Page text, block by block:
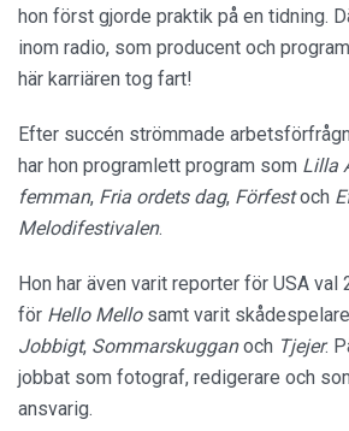
hon först gjorde praktik på en tidning.
inom radio, som producent och
här karriären tog fart!
Efter succén strömmade
har hon programlett program som Lilla
femman, Fria ordets dag, Förfestoch
Melodifestivalen.
Hon har även varit reporter för USA val
för Hello Mello samt varit
Jobbigt, Sommarskugganoch Tjejer.
jobbat som fotograf, redigerare och
ansvarig.